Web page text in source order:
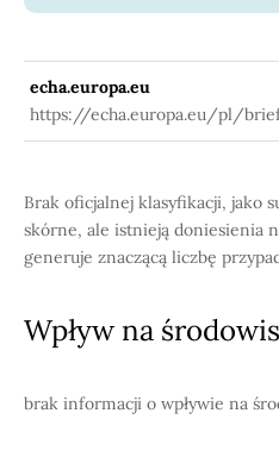
echa.europa.eu
https://echa.europa.eu/pl/
profile/-/briefprofile/
Brak oficjalnej klasyfikacji, jako
skórne, ale istnieją doniesienia
generuje znaczącą liczbę
Wpływ na
brak informacji o wpływie na